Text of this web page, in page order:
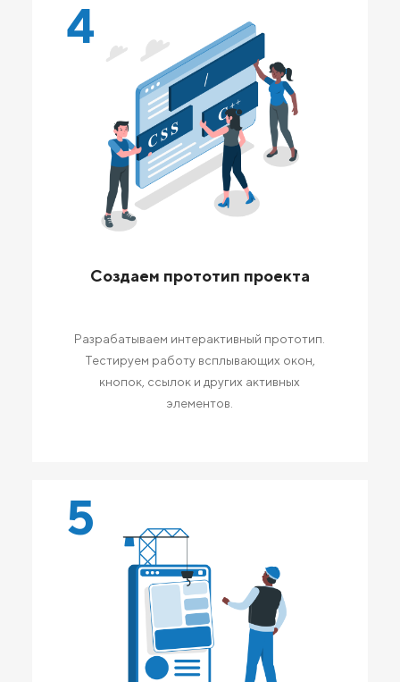
4
Создаем прототип проекта
Разрабатываем интерактивный прототип.
Тестируем работу всплывающих окон,
кнопок, ссылок и других активных
элементов.
5